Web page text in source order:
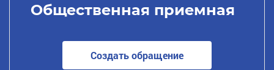
Общественная приемная
Создать обращение